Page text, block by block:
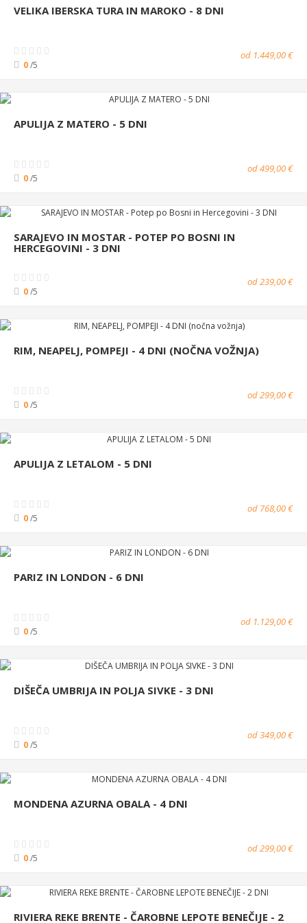
VELIKA IBERSKA TURA IN MAROKO - 8 DNI
0/5
od 1.449,00 €
APULIJA Z MATERO - 5 DNI
0/5
od 499,00 €
SARAJEVO IN MOSTAR - POTEP PO BOSNI IN
HERCEGOVINI - 3 DNI
0/5
od 239,00 €
RIM, NEAPELJ, POMPEJI - 4 DNI (NOČNA VOŽNJA)
0/5
od 299,00 €
APULIJA Z LETALOM - 5 DNI
0/5
od 768,00 €
PARIZ IN LONDON - 6 DNI
0/5
od 1.129,00 €
DIŠEČA UMBRIJA IN POLJA SIVKE - 3 DNI
0/5
od 349,00 €
MONDENA AZURNA OBALA - 4 DNI
0/5
od 299,00 €
RIVIERA REKE BRENTE - ČAROBNE LEPOTE BENEČIJE - 2